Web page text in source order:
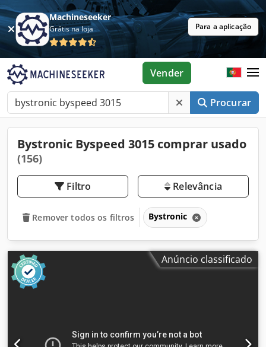
Machineseeker
Grátis na loja Para a aplicação
Procurar
Vender
Bystronic Byspeed 3015 comprar usado
(156)
Filtro Relevância
Remover todos os filtros Bystronic
Anúncio classificado